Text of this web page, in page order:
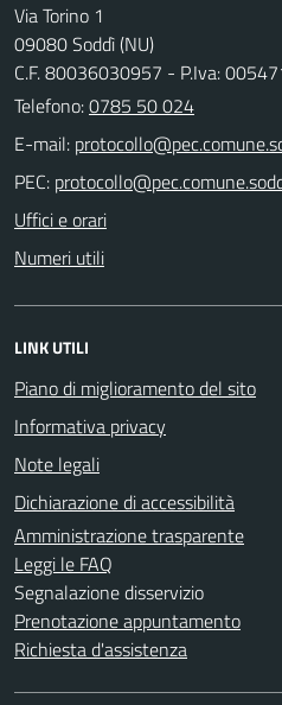
Via Torino 1
09080 Soddì (NU)
C.F. 80036030957 - P.Iva:
Telefono:0785 50 024
E-mail:
PEC:
Uffici e orari
Numeri utili
LINK UTILI
Piano di miglioramento del sito
Informativa privacy
Note legali
Dichiarazione di accessibilità
Amministrazione trasparente
Leggi le FAQ
Segnalazione disservizio
Prenotazione appuntamento
Richiesta d'assistenza